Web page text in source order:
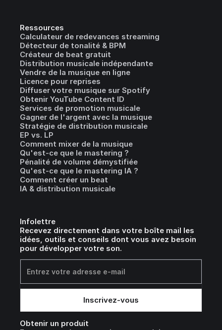
Ressources
Calculateur de redevances streaming
Détecteur de tonalité & BPM
Créateur de beat gratuit
Distribution musicale indépendante
Vendre de la musique en ligne
Licence pour reprises
Diffuser votre musique sur Spotify
Obtenir YouTube Content ID
Services de promotion musicale
Gagner de l'argent avec la musique
Stratégie de distribution musicale
EP vs. LP
Comment mixer de la musique
Qu'est-ce que le mastering ?
Pénalité de volume démystifiée
Qu'est-ce que le mastering IA ?
Comment créer un beat
IA & distribution musicale
Infolettre
Recevez directement dans votre boîte mail les
idées, outils et conseils dont vous avez besoin
pour développer votre son.
Obtenir un produit